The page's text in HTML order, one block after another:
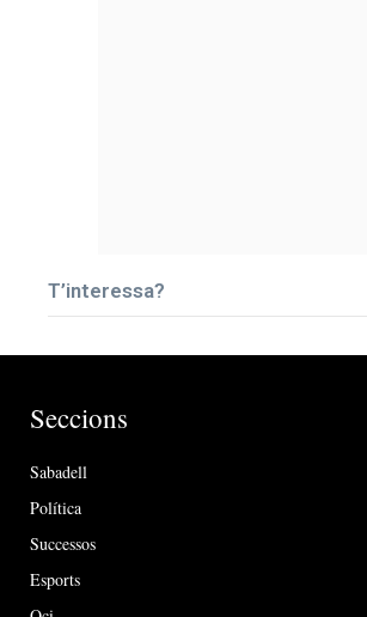
T’interessa?
Seccions
Sabadell
Política
Successos
Esports